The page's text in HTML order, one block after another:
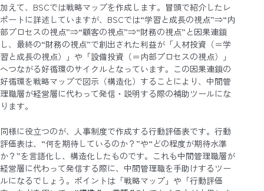
加えて、BSCでは戦略マップを作成します。冒頭で紹介したレ
ポートに詳述していますが、BSCでは“学習と成長の視点”⇒“内
部プロセスの視点”⇒“顧客の視点”⇒“財務の視点”と因果連鎖
し、最終の“財務の視点”で創出された利益が「人材投資（＝学
習と成長の視点）」や「設備投資（＝内部プロセスの視点）」
へつながる好循環のサイクルとなっています。この因果連鎖の
好循環を戦略マップで図示（構造化）することにより、中間管
理職層が経営層に代わって発信・説明する際の補助ツールにな
ります。
同様に役立つのが、人事制度で作成する行動評価表です。行動
評価表は、“何を期待しているのか？”や“どの程度が期待水準
か？”を言語化し、構造化したものです。これも中間管理職層が
経営層に代わって発信する際に、中間管理職を手助けするツー
ルになるでしょう。ポイントは「戦略マップ」や「行動評価